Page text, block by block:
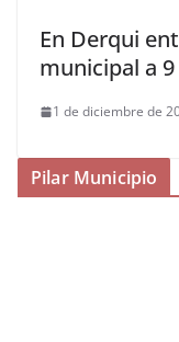
En Derqui
municipal a
1 de diciembre de
Pilar Municipio